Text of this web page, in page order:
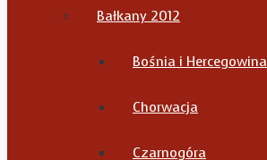
Bałkany 2012
Bośnia i Hercegowina
Chorwacja
Czarnogóra